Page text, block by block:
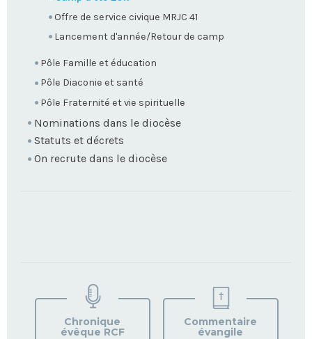
Offre de service civique MRJC 41
Lancement d'année/Retour de camp
Pôle Famille et éducation
Pôle Diaconie et santé
Pôle Fraternité et vie spirituelle
Nominations dans le diocèse
Statuts et décrets
On recrute dans le diocèse
VOTRE
PAROISSE
Chronique
évêque RCF
Commentaire
évangile